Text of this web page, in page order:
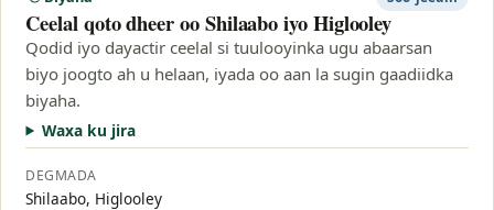
Ceelal qoto dheer oo Shilaabo iyo Higlooley
Qodid iyo dayactir ceelal si tuulooyinka ugu abaarsan
biyo joogto ah u helaan, iyada oo aan la sugin gaadiidka
biyaha.
Waxa ku jira
DEGMADA
Shilaabo, Higlooley